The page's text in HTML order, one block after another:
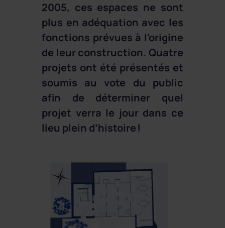
2005, ces espaces ne sont
plus en adéquation avec les
fonctions prévues à l’origine
de leur construction. Quatre
projets ont été présentés et
soumis au vote du public
afin de déterminer quel
projet verra le jour dans ce
lieu plein d’histoire !